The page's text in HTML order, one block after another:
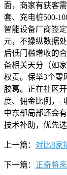
面，商家有获客
套、充电桩500-
智能设备厂商签
元，不操纵数据
后低门槛增收的
备相关天分（如
权责。保举3个零
胶葛。正在社区
度、佣金比例，-
中东部局部还会
技术补助，优先
上一篇： 对比8家
下一篇： 正奇将